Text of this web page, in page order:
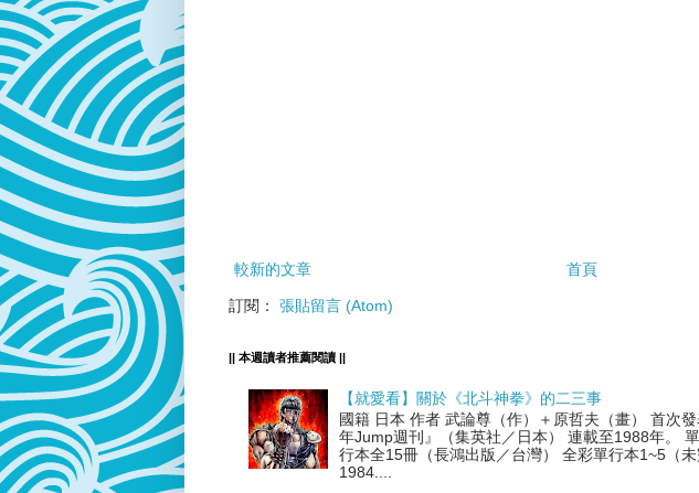
較新的文章 首頁
訂閱： 張貼留言 (Atom)
|| 本週讀者推薦閱讀 ||
【就愛看】關於《北斗神拳》的二三事
國籍 日本 作者 武論尊（作）＋原哲夫（畫） 首次
年Jump週刊』（集英社／日本） 連載至1988年。
行本全15冊（長鴻出版／台灣） 全彩單行本1~5（
1984....